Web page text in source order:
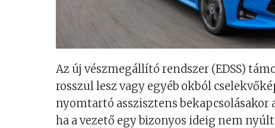
Az új vészmegállító rendszer (EDSS)
rosszul lesz vagy egyéb okból
nyomtartó asszisztens bekapcsolásakor
ha a vezető egy bizonyos ideig nem